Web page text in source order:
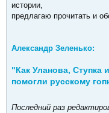
истории,
предлагаю прочитать и
Александр Зеленько:
"Как Уланова, Ступка
помогли русскому
Последний раз